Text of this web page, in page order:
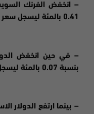
– انخفض الفرنك
0.41 بالمئة ليسجل سعر 0.9281
– في حين انخفض
بنسبة 0.07 بالمئة ليسجل سعر 1.3594
– بينما ارتفع الدولار